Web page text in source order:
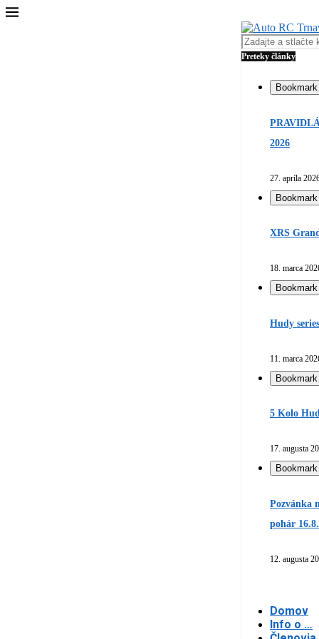
Preteky články
Bookmark
2026
27. apríla
Bookmark
XRS
18. marca
Bookmark
Hudy
11. marca
Bookmark
5 Kolo
17. augusta
Bookmark
Pozvánka
pohár
12. augusta
Domov
Info o …